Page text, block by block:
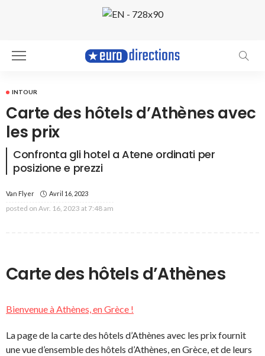
INTOUR
Carte des hôtels d’Athènes avec
les prix
Confronta gli hotel a Atene ordinati per
posizione e prezzi
Van Flyer Avril 16, 2023
posted on Avr. 16, 2023 at 7:48 am
Carte des hôtels d’Athènes
Bienvenue à Athènes, en Grèce !
La page de la carte des hôtels d’Athènes avec les prix fournit
une vue d’ensemble des hôtels d’Athènes, en Grèce, et de leurs